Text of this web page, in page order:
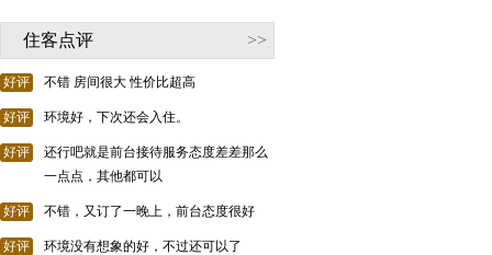
住客点评 >>
好评 不错 房间很大 性价比超高
好评 环境好，下次还会入住。
好评
还行吧就是前台接待服务态度差差那么
一点点，其他都可以
好评 不错，又订了一晚上，前台态度很好
好评 环境没有想象的好，不过还可以了